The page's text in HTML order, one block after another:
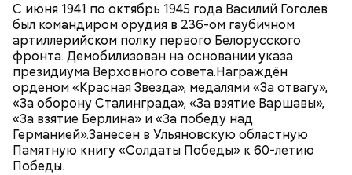
С июня 1941 по октябрь 1945 года Василий Гоголев
был командиром орудия в 236-ом гаубичном
артиллерийском полку первого Белорусского
фронта. Демобилизован на основании указа
президиума Верховного совета.Награждён
орденом «Красная Звезда», медалями «За отвагу»,
«За оборону Сталинграда», «За взятие Варшавы»,
«За взятие Берлина» и «За победу над
Германией».Занесен в Ульяновскую областную
Памятную книгу «Солдаты Победы» к 60-летию
Победы.
кабачок;
петрушка;
чеснок;
оливковое масло;
соль.